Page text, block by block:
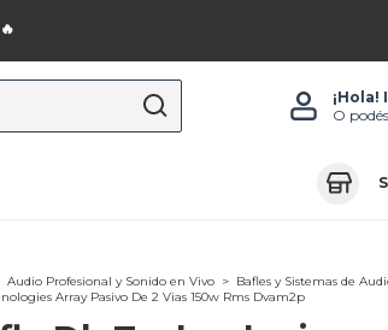
¡Hola!
O
Audio Profesional y Sonido en Vivo > Bafles y Sistemas de
Array Pasivo De 2 Vias 150w Rms Dvam2p